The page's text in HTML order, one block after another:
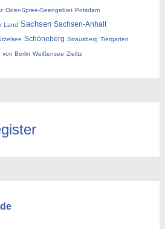
Oder-Spree-Seengebiet Potsdam
Land Sachsen Sachsen-Anhalt
Schöneberg Strausberg Tiergarten
von Berlin Weißensee Zielitz